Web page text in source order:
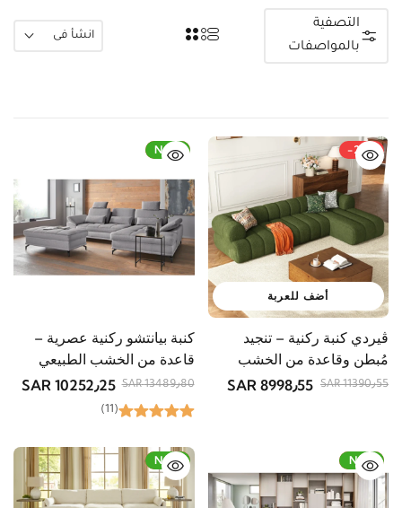
التصفية
بالمواصفات
انشأ فى
-21%
أضف للعربة
ڤيردي كنبة ركنية – تنجيد
مُبطن وقاعدة من الخشب
الطبيعي
11390٫55 SAR 8998٫55 SAR
-24%
New
كنبة بيانتشو ركنية عصرية –
قاعدة من الخشب الطبيعي
13489٫80 SAR 10252٫25 SAR
(11)
-20%
New
-25%
New